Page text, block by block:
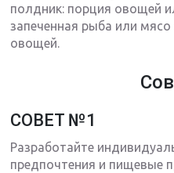
полдник: порция овощей
запеченная рыба или
овощей.
СОВЕТ №1
Разработайте
предпочтения и пищевые